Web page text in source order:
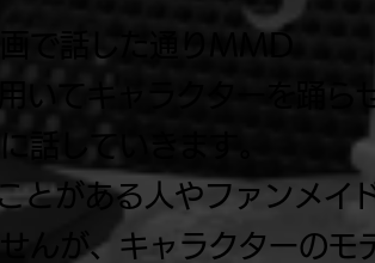
で話した通りMMD
いてキャラクターを踊ら
話していきます。
がある人やファンメイ
んが、キャラクターの